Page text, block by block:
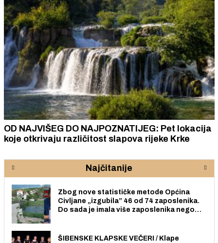
OD NAJVIŠEG DO NAJPOZNATIJEG: Pet lokacija
koje otkrivaju različitost slapova rijeke Krke
Najčitanije
Zbog nove statističke metode Općina
Civljane „izgubila” 46 od 74 zaposlenika.
Do sada je imala više zaposlenika nego
ŠIBENSKE KLAPSKE VEČERI / Klape